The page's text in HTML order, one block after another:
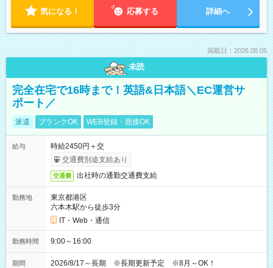
気になる！ 応募する 詳細へ
掲載日：2026.08.05
未読
完全在宅で16時まで！英語&日本語＼EC運営サ
ポート／
派遣 ブランクOK WEB登録・面接OK
給与
時給2450円＋交
交通費別途支給あり
交通費 出社時の通勤交通費支給
勤務地
東京都港区
六本木駅から徒歩3分
IT・Web・通信
勤務時間 9:00～16:00
期間 2026/8/17～長期 ※長期更新予定 ※8月～OK！